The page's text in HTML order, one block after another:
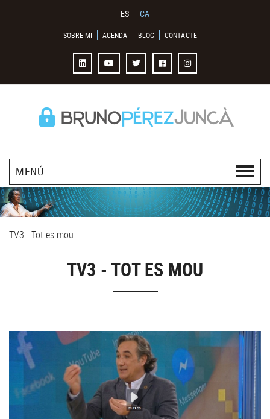
ES CA
SOBRE MI AGENDA BLOG CONTACTE
MENÚ
TV3 - Tot es mou
TV3 - TOT ES MOU